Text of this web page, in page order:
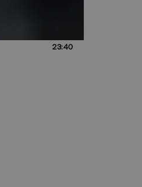
23:40